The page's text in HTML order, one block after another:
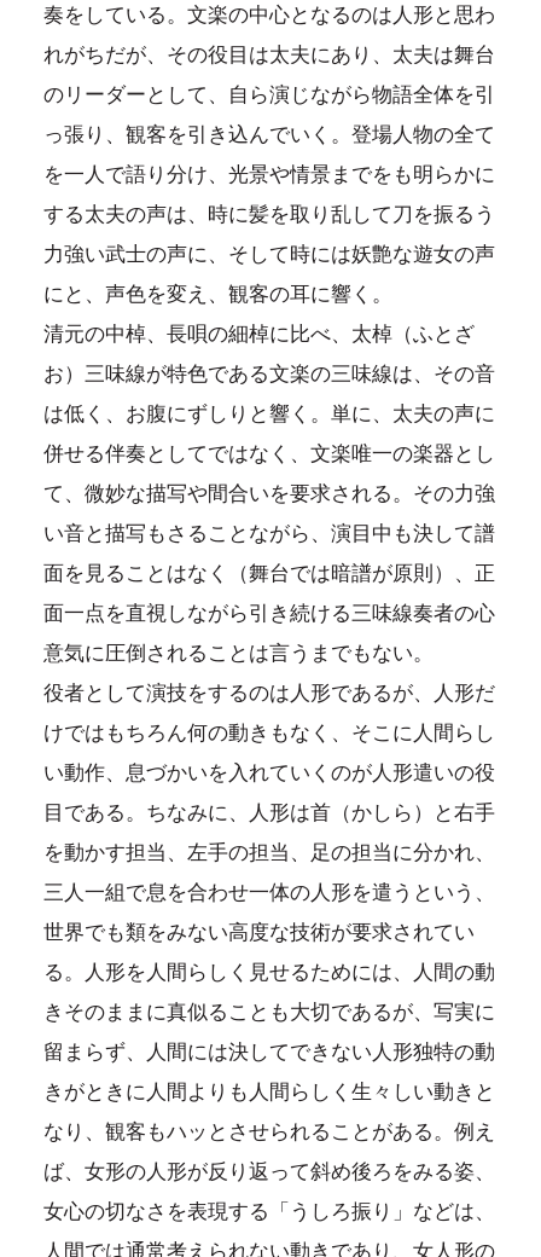
奏をしている。文楽の中心となるのは人形と思わ
れがちだが、その役目は太夫にあり、太夫は舞台
のリーダーとして、自ら演じながら物語全体を引
っ張り、観客を引き込んでいく。登場人物の全て
を一人で語り分け、光景や情景までをも明らかに
する太夫の声は、時に髪を取り乱して刀を振るう
力強い武士の声に、そして時には妖艶な遊女の声
にと、声色を変え、観客の耳に響く。
清元の中棹、長唄の細棹に比べ、太棹（ふとざ
お）三味線が特色である文楽の三味線は、その音
は低く、お腹にずしりと響く。単に、太夫の声に
併せる伴奏としてではなく、文楽唯一の楽器とし
て、微妙な描写や間合いを要求される。その力強
い音と描写もさることながら、演目中も決して譜
面を見ることはなく（舞台では暗譜が原則）、正
面一点を直視しながら引き続ける三味線奏者の心
意気に圧倒されることは言うまでもない。
役者として演技をするのは人形であるが、人形だ
けではもちろん何の動きもなく、そこに人間らし
い動作、息づかいを入れていくのが人形遣いの役
目である。ちなみに、人形は首（かしら）と右手
を動かす担当、左手の担当、足の担当に分かれ、
三人一組で息を合わせ一体の人形を遣うという、
世界でも類をみない高度な技術が要求されてい
る。人形を人間らしく見せるためには、人間の動
きそのままに真似ることも大切であるが、写実に
留まらず、人間には決してできない人形独特の動
きがときに人間よりも人間らしく生々しい動きと
なり、観客もハッとさせられることがある。例え
ば、女形の人形が反り返って斜め後ろをみる姿、
女心の切なさを表現する「うしろ振り」などは、
人間では通常考えられない動きであり、女人形の